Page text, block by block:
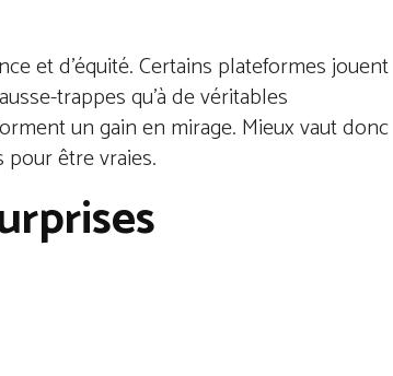
et d’équité. Certains plateformes jouent
trappes qu’à de véritables
un gain en mirage. Mieux vaut donc
être vraies.